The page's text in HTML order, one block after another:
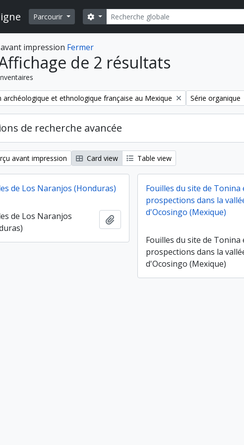
Parcourir Rechercher
Search options
impression Fermer
de 2 résultats
filter:
archéologique et ethnologique française au Mexique Remove filter:
Série organique
de recherche avancée
avant impression Card view Table view
de Los Naranjos (Honduras)
de Los Naranjos
Ajouter au presse-papier
Fouilles du site de Tonina
prospections dans la
d'Ocosingo (Mexique)
Fouilles du site de Tonina
prospections dans la
d'Ocosingo (Mexique)